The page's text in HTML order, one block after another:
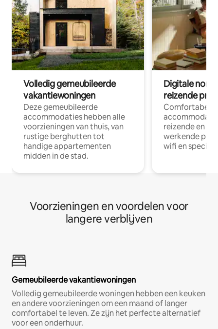
Volledig gemeubileerde
vakantiewoningen
Deze gemeubileerde
accommodaties hebben alle
voorzieningen van thuis, van
rustige berghutten tot
handige appartementen
midden in de stad.
Digitale
reizende
Comfortabele
reizende en
werkende
wifi en
Voorzieningen en voordelen voor
langere verblijven
Gemeubileerde vakantiewoningen
Volledig gemeubileerde woningen hebben een keuken
en andere voorzieningen om een maand of langer
comfortabel te leven. Ze zijn het perfecte alternatief
voor een onderhuur.